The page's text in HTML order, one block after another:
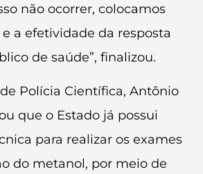
não ocorrer, colocamos
a efetividade da resposta
de saúde”, finalizou.
Polícia Científica, Antônio
que o Estado já possui
para realizar os exames
do metanol, por meio de